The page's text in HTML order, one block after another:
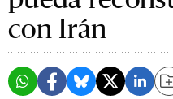
con Irán